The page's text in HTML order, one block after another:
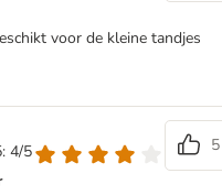
voor de kleine tandjes
4/5
5